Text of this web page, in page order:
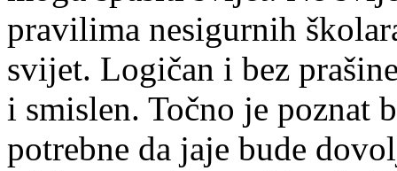
pravilima nesigurnih
svijet. Logičan i bez
i smislen. Točno je poznat
potrebne da jaje bude